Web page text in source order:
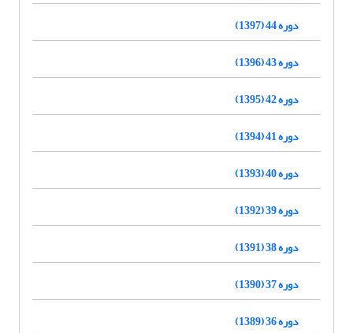
دوره 44 (1397)
دوره 43 (1396)
دوره 42 (1395)
دوره 41 (1394)
دوره 40 (1393)
دوره 39 (1392)
دوره 38 (1391)
دوره 37 (1390)
دوره 36 (1389)